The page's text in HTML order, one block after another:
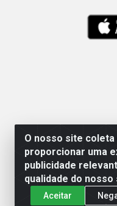
O nosso site
proporcionar uma
publicidade
qualidade do nosso
Aceitar